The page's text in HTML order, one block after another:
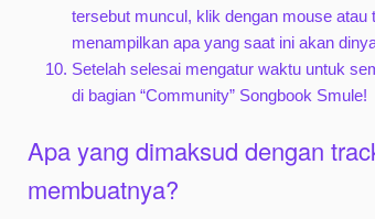
tersebut muncul, klik dengan mouse
menampilkan apa yang saat ini akan
Setelah selesai mengatur waktu untuk
di bagian “Community” Songbook Smule!
Apa yang dimaksud dengan
membuatnya?